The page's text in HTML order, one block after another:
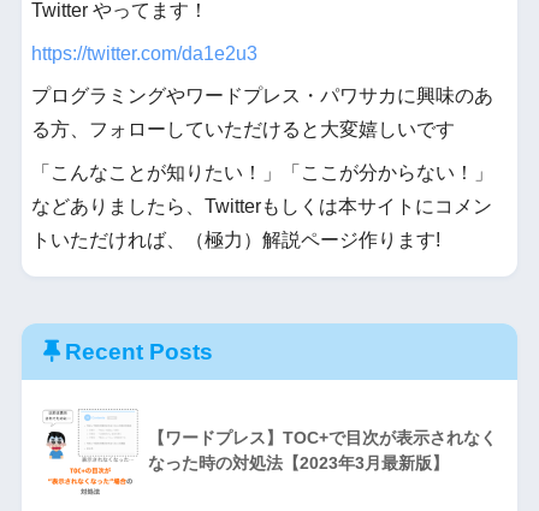
Twitter やってます！
https://twitter.com/da1e2u3
プログラミングやワードプレス・パワサカに興味のあ
る方、フォローしていただけると大変嬉しいです
「こんなことが知りたい！」「ここが分からない！」
などありましたら、Twitterもしくは本サイトにコメン
トいただければ、（極力）解説ページ作ります!
Recent Posts
【ワードプレス】TOC+で目次が表示されなく
なった時の対処法【2023年3月最新版】